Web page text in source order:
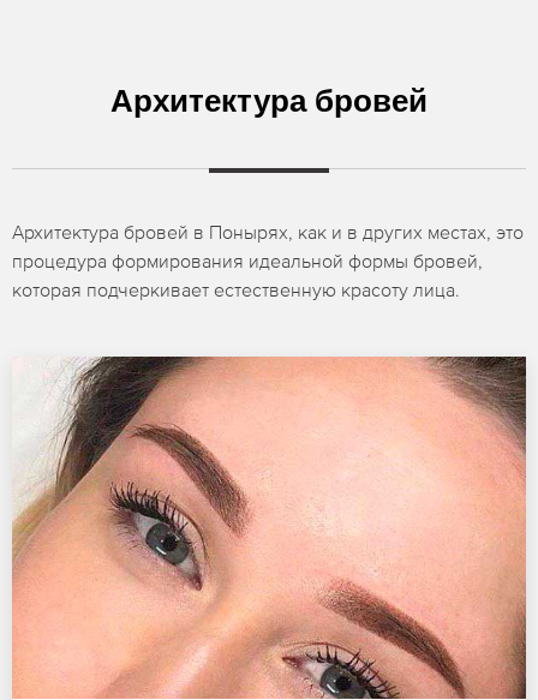
Архитектура бровей
Архитектура бровей в Понырях, как и в других местах, это
процедура формирования идеальной формы бровей,
которая подчеркивает естественную красоту лица.